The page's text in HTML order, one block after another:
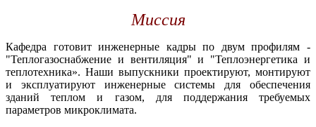
Миссия
Кафедра готовит инженерные кадры по двум профилям -
"Теплогазоснабжение и вентиляция" и "Теплоэнергетика и
теплотехника». Наши выпускники проектируют, монтируют
и эксплуатируют инженерные системы для обеспечения
зданий теплом и газом, для поддержания требуемых
параметров микроклимата.